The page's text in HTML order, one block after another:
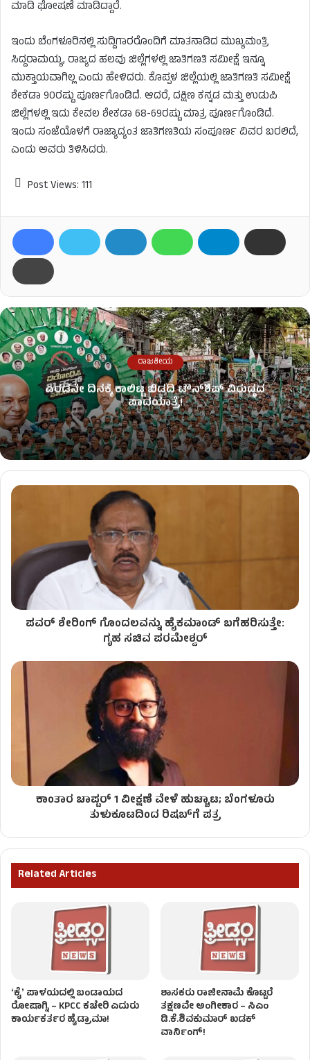
ಮಾಡಿ ಘೋಷಣೆ ಮಾಡಿದ್ದಾರೆ.
ಇಂದು ಬೆಂಗಳೂರಿನಲ್ಲಿ ಸುದ್ದಿಗಾರರೊಂದಿಗೆ ಮಾತನಾಡಿದ ಮುಖ್ಯಮಂತ್ರಿ
ಸಿದ್ದರಾಮಯ್ಯ, ರಾಜ್ಯದ ಹಲವು ಜಿಲ್ಲೆಗಳಲ್ಲಿ ಜಾತಿಗಣತಿ ಸಮೀಕ್ಷೆ ಇನ್ನೂ
ಮುಕ್ತಾಯವಾಗಿಲ್ಲ ಎಂದು ಹೇಳಿದರು. ಕೊಪ್ಪಳ ಜಿಲ್ಲೆಯಲ್ಲಿ ಜಾತಿಗಣತಿ ಸಮೀಕ್ಷೆ
ಶೇಕಡಾ 90ರಷ್ಟು ಪೂರ್ಣಗೊಂಡಿದೆ. ಆದರೆ, ದಕ್ಷಿಣ ಕನ್ನಡ ಮತ್ತು ಉಡುಪಿ
ಜಿಲ್ಲೆಗಳಲ್ಲಿ ಇದು ಕೇವಲ ಶೇಕಡಾ 68-69ರಷ್ಟು ಮಾತ್ರ ಪೂರ್ಣಗೊಂಡಿದೆ.
ಇಂದು ಸಂಜೆಯೊಳಗೆ ರಾಜ್ಯಾದ್ಯಂತ ಜಾತಿಗಣತಿಯ ಸಂಪೂರ್ಣ ವಿವರ ಬರಲಿದೆ,
ಎಂದು ಅವರು ತಿಳಿಸಿದರು.
Post Views: 111
ರಾಜಕೀಯ
ಎರಡನೇ ದಿನಕ್ಕೆ ಕಾಲಿಟ್ಟ ಬಿಡದಿ ಟೌನ್​ಶಿಪ್ ವಿರುದ್ಧದ
ಪಾದಯಾತ್ರೆ!
ಪವರ್ ಶೇರಿಂಗ್ ಗೊಂದಲವನ್ನು ಹೈಕಮಾಂಡ್​ ಬಗೆಹರಿಸುತ್ತೇ:
ಗೃಹ ಸಚಿವ ಪರಮೇಶ್ವರ್
ಕಾಂತಾರ ಚಾಪ್ಟರ್ 1 ವೀಕ್ಷಣೆ ವೇಳೆ ಹುಚ್ಚಾಟ; ಬೆಂಗಳೂರು
ತುಳುಕೂಟದಿಂದ ರಿಷಬ್‌ಗೆ ಪತ್ರ
Related Articles
ʻಕೈʼ​ ಪಾಳಯದಲ್ಲಿ ಬಂಡಾಯದ
ರೋಷಾಗ್ನಿ – KPCC ಕಚೇರಿ ಎದುರು
ಕಾರ್ಯಕರ್ತರ ಹೈಡ್ರಾಮಾ!
ಶಾಸಕರು ರಾಜೀನಾಮೆ ಕೊಟ್ಟರೆ
ತಕ್ಷಣವೇ ಅಂಗೀಕಾರ – ಸಿಎಂ
ಡಿ.ಕೆ.ಶಿವಕುಮಾರ್ ಖಡಕ್
ವಾರ್ನಿಂಗ್!